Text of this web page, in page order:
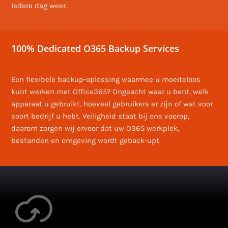
Iedere dag weer.
100% Dedicated O365 Backup Services
Een flexibele backup-oplossing waarmee u moeiteloos
kunt werken met Office365? Ongeacht waar u bent, welk
apparaat u gebruikt, hoeveel gebruikers er zijn of wat voor
soort bedrijf u hebt. Veiligheid staat bij ons voorop,
daarom zorgen wij ervoor dat uw O365 werkplek,
bestanden en omgeving wordt geback-upt.